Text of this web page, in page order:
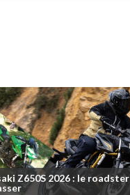
Z650S2026: le roadster